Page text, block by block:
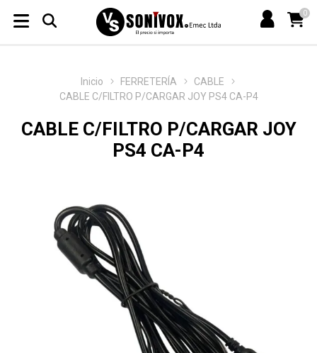
0
Inicio FERRETERÍA
CABLE
CABLE C/FILTRO P/CARGAR JOY PS4 CA-P4
CABLE C/FILTRO P/CARGAR JOY
PS4 CA-P4